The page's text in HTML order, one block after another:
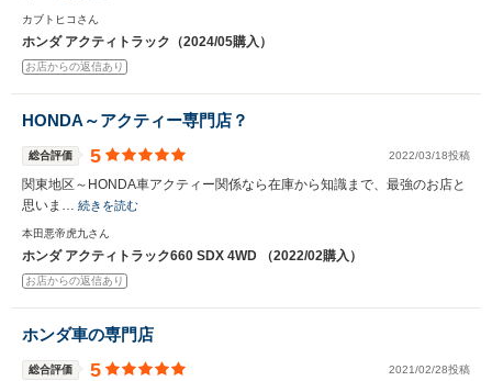
カブトヒコさん
ホンダ アクティトラック（2024/05購入）
お店からの返信あり
HONDA～アクティー専門店？
総合評価 5 2022/03/18投稿
関東地区～HONDA車アクティー関係なら在庫から知識まで、最強のお店と
思いま… 続きを読む
本田悪帝虎九さん
ホンダ アクティトラック660 SDX 4WD （2022/02購入）
お店からの返信あり
ホンダ車の専門店
総合評価 5 2021/02/28投稿